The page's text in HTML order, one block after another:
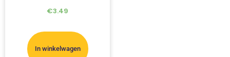
€3.49
In winkelwagen